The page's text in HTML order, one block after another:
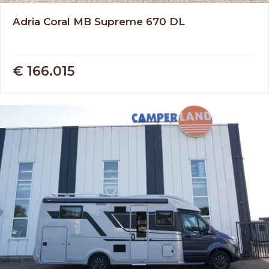
Adria Coral MB Supreme 670 DL
€ 166.015